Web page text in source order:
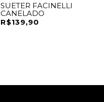
SUETER FACINELLI
CANELADO
R$139,90